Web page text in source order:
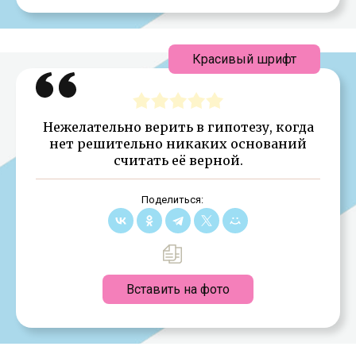
Нежелательно верить в гипотезу, когда
нет решительно никаких оснований
считать её верной.
Поделиться:
Вставить на фото
Красивый шрифт